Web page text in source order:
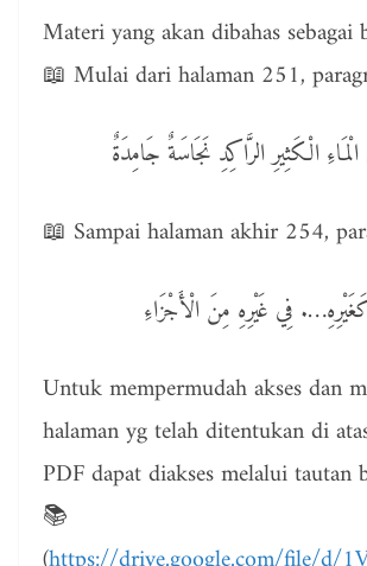
Materi yang akan dibahas sebagai
📖 Mulai dari halaman 251,
الْكَثِيرِ الرَّاكِدِ نَجَاسَةٌ جَامِدَةٌ
📖 Sampai halaman akhir 254,
Untuk mempermudah akses dan
halaman yg telah ditentukan di
PDF dapat diakses melalui tautan
📚